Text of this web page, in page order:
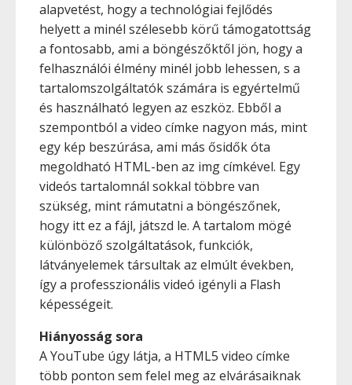
alapvetést, hogy a technológiai fejlődés
helyett a minél szélesebb körű támogatottság
a fontosabb, ami a böngészőktől jön, hogy a
felhasználói élmény minél jobb lehessen, s a
tartalomszolgáltatók számára is egyértelmű
és használható legyen az eszköz. Ebből a
szempontból a video címke nagyon más, mint
egy kép beszúrása, ami más ősidők óta
megoldható HTML-ben az img címkével. Egy
videós tartalomnál sokkal többre van
szükség, mint rámutatni a böngészőnek,
hogy itt ez a fájl, játszd le. A tartalom mögé
különböző szolgáltatások, funkciók,
látványelemek társultak az elmúlt években,
így a professzionális videó igényli a Flash
képességeit.
Hiányosság sora
A YouTube úgy látja, a HTML5 video címke
több ponton sem felel meg az elvárásaiknak